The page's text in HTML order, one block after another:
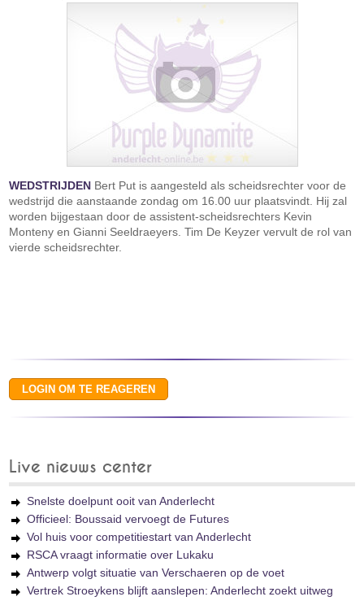
WEDSTRIJDEN Bert Put is aangesteld als scheidsrechter voor de
wedstrijd die aanstaande zondag om 16.00 uur plaatsvindt. Hij zal
worden bijgestaan door de assistent-scheidsrechters Kevin
Monteny en Gianni Seeldraeyers. Tim De Keyzer vervult de rol van
vierde scheidsrechter.
Live nieuws center
Snelste doelpunt ooit van Anderlecht
Officieel: Boussaid vervoegt de Futures
Vol huis voor competitiestart van Anderlecht
RSCA vraagt informatie over Lukaku
Antwerp volgt situatie van Verschaeren op de voet
Vertrek Stroeykens blijft aanslepen: Anderlecht zoekt uitweg